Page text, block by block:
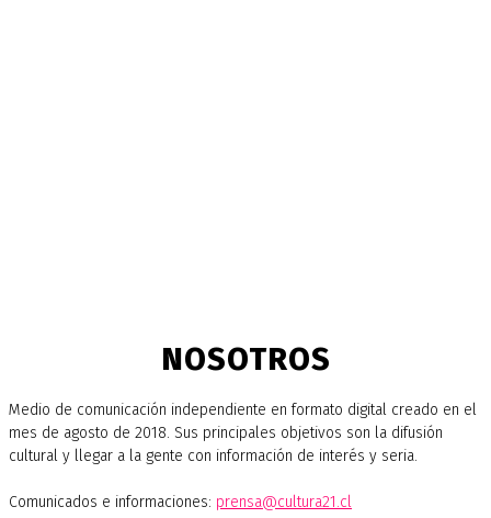
NOSOTROS
Medio de comunicación independiente en formato digital creado en el
mes de agosto de 2018. Sus principales objetivos son la difusión
cultural y llegar a la gente con información de interés y seria.
Comunicados e informaciones: prensa@cultura21.cl